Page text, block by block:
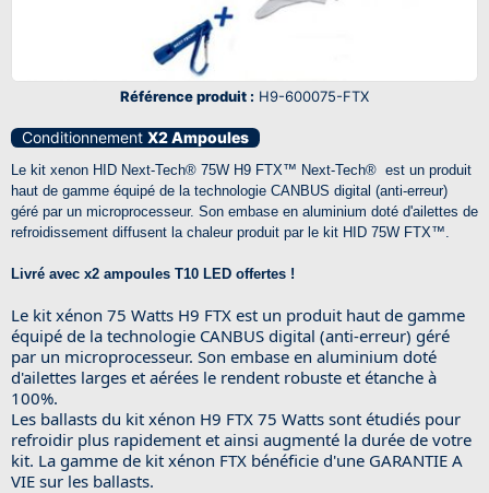
Référence produit : H9-600075-FTX
Conditionnement X2 Ampoules
Le kit xenon HID Next-Tech® 75W H9 FTX™ Next-Tech® est un produit
haut de gamme équipé de la technologie CANBUS digital (anti-erreur)
géré par un microprocesseur. Son embase en aluminium doté d'ailettes de
refroidissement diffusent la chaleur produit par le kit HID 75W FTX™.
Livré avec x2 ampoules T10 LED offertes !
Le kit xénon 75 Watts H9 FTX est un produit haut de gamme
équipé de la technologie CANBUS digital (anti-erreur) géré
par un microprocesseur. Son embase en aluminium doté
d'ailettes larges et aérées le rendent robuste et étanche à
100%.
Les ballasts du kit xénon H9 FTX 75 Watts sont étudiés pour
refroidir plus rapidement et ainsi augmenté la durée de votre
kit. La gamme de kit xénon FTX bénéficie d'une GARANTIE A
VIE sur les ballasts.